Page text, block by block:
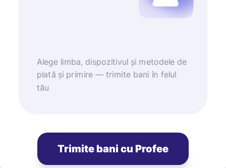
Alege limba, dispozitivul și metodele de
plată și primire — trimite bani în felul
tău
Trimite bani cu Profee